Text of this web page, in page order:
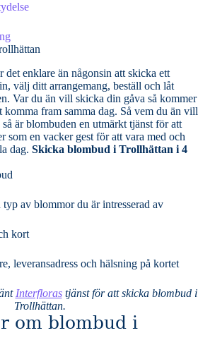
det enklare än någonsin att skicka ett
välj ditt arrangemang, beställ och låt
Var du än vill skicka din gåva så kommer
samma dag. Så vem du än vill
är blombuden en utmärkt tjänst för att
som en vacker gest för att vara med och
dag. Skicka blombud i Trollhättan i 4
typ av blommor du är intresserad av
kort
leveransadress och hälsning på kortet
Interflorastjänst för att skicka blombud i
Trollhättan.
om blombud i